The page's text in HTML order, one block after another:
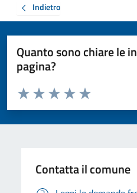
Indietro
Quanto sono chiare le
pagina?
Valuta da 1 a 5 stelle la pagina
Valuta 5 stelle
Valuta 4 stelle su
Valuta 3 stelle su 5
Valuta 2 stelle su 5
Valuta 1 stelle su 5
Contatta il comune